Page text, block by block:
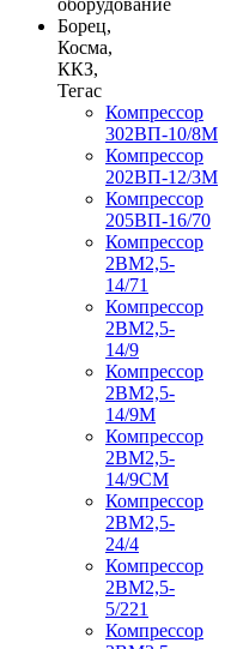
Борец,
Косма,
ККЗ,
Тегас
Компрессор
302ВП-10/8М
Компрессор
202ВП-12/3М
Компрессор
205ВП-16/70
Компрессор
2ВМ2,5-
14/71
Компрессор
2ВМ2,5-
14/9
Компрессор
2ВМ2,5-
14/9М
Компрессор
2ВМ2,5-
14/9СМ
Компрессор
2ВМ2,5-
24/4
Компрессор
2ВМ2,5-
5/221
Компрессор